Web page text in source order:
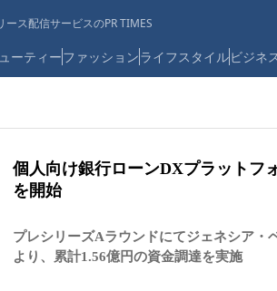
ス配信サービスのPR TIMES
ーティーファッションライフスタイルビジネ
個人向け銀行ローンDXプラットフ
を開始
プレシリーズAラウンドにてジェネシア・
より、累計1.56億円の資金調達を実施